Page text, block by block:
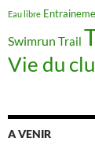
Eau libre
Swimrun Trail
Vie du
A VENIR